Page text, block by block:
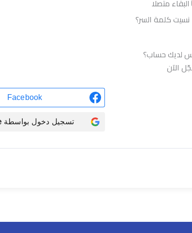
البقاء متصلا
نسيت كلمة السر؟
لديك حساب؟
الآن
Facebook
تسجيل دخول بواسطة